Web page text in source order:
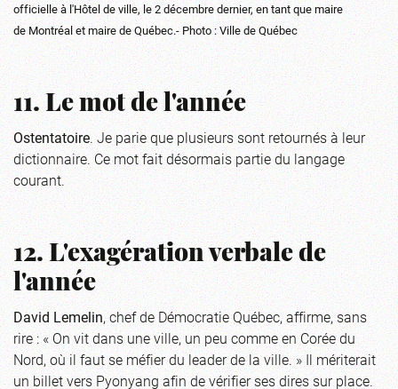
officielle à l'Hôtel de ville, le 2 décembre dernier, en tant que maire
de Montréal et maire de Québec.- Photo : Ville de Québec
11. Le mot de l'année
Ostentatoire. Je parie que plusieurs sont retournés à leur
dictionnaire. Ce mot fait désormais partie du langage
courant.
12. L'exagération verbale de
l'année
David Lemelin, chef de Démocratie Québec, affirme, sans
rire : « On vit dans une ville, un peu comme en Corée du
Nord, où il faut se méfier du leader de la ville. » Il mériterait
un billet vers Pyonyang afin de vérifier ses dires sur place.